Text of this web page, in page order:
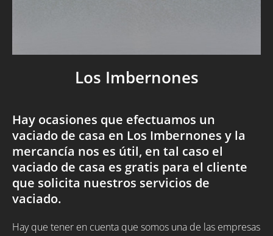
Los Imbernones
Hay ocasiones que efectuamos un
vaciado de casa en Los Imbernones y la
mercancía nos es útil, en tal caso el
vaciado de casa es gratis para el cliente
que solicita nuestros servicios de
vaciado.
Hay que tener en cuenta que somos una de las empresas